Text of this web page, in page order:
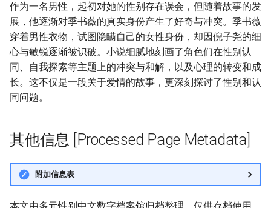
作为一名男性，起初对她的性别存在误会，但随着故事的发
展，他逐渐对季书薇的真实身份产生了好奇与冲突。季书薇
穿着男性衣物，试图隐瞒自己的女性身份，却因倪子尧的细
心与敏锐逐渐被识破。小说细腻地刻画了角色们在性别认
同、自我探索等主题上的冲突与和解，以及心理的转变和成
长。这不仅是一段关于爱情的故事，更深刻探讨了性别和认
同问题。
其他信息 [Processed Page Metadata]
附加信息表